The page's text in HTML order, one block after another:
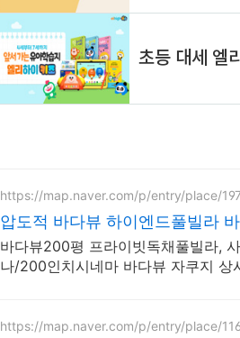
https://map.naver.com/p/entry/place/
압도적 바다뷰 하이엔드풀빌라
바다뷰200평 프라이빗독채풀빌라,
나/200인치시네마 바다뷰 자쿠지 상
https://map.naver.com/p/entry/place/